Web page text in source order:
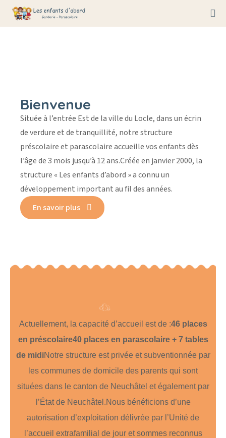
Bienvenue
Située à l’entrée Est de la ville du Locle, dans un écrin
de verdure et de tranquillité, notre structure
préscolaire et parascolaire accueille vos enfants dès
l’âge de 3 mois jusqu’à 12 ans.Créée en janvier 2000, la
structure « Les enfants d’abord » a connu un
développement important au fil des années.
En savoir plus
Actuellement, la capacité d’accueil est de :46 places
en préscolaire40 places en parascolaire + 7 tables
de midiNotre structure est privée et subventionnée par
les communes de domicile des parents qui sont
situées dans le canton de Neuchâtel et également par
l’État de Neuchâtel.Nous bénéficions d’une
autorisation d’exploitation délivrée par l’Unité de
l’accueil extrafamilial de jour et sommes reconnus